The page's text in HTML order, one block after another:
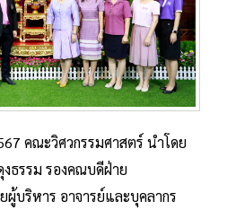
คณะวิศวกรรมศาสตร์ นำโดย
ธรรม รองคณบดีฝ่าย
บริหาร อาจารย์และบุคลากร